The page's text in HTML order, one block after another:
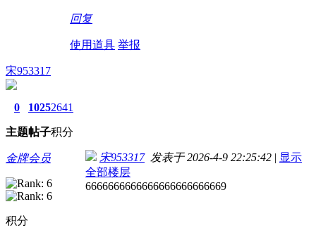
回复
使用道具 举报
宋953317
0
主题
1025
帖子
2641
积分
金牌会员
积分
宋953317发表于 2026-4-9 22:25:42 | 显示
全部楼层
6666666666666666666666669